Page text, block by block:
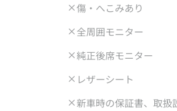
傷・へこみあり
全周囲モニター
純正後席モニター
レザーシート
新車時の保証書、取扱